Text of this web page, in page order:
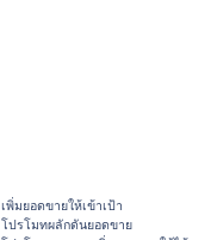
เพิ่มยอดขายให้เข้าเป้า
โปรโมทผลักดันยอดขาย